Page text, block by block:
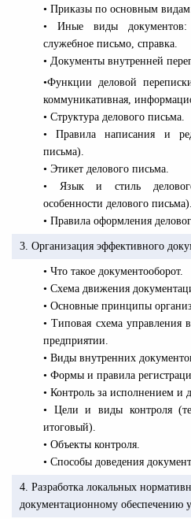
• Приказы по основным видам
• Иные виды документов:
служебное письмо, справка.
• Документы внутренней
•Функции деловой
коммуникативная,
• Структура делового письма.
• Правила написания и
письма).
• Этикет делового письма.
• Язык и стиль делового
особенности делового письма).
• Правила оформления
3. Организация эффективного
• Что такое документооборот.
• Схема движения
• Основные принципы
• Типовая схема управления
предприятии.
• Виды внутренних
• Формы и правила
• Контроль за исполнением и
• Цели и виды контроля
итоговый).
• Объекты контроля.
• Способы доведения
4. Разработка локальных
документационному обеспечению